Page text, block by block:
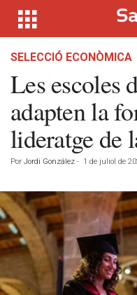
SELECCIÓ ECONÒMICA
Les escoles
adapten la
lideratge de
Por Jordi González - 1 de juliol de